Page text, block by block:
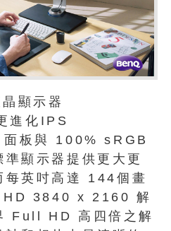
顯示器
進化IPS
板與 100% sRGB
顯示器提供更大更
每英吋高達 144個畫
3840 x 2160 解
Full HD 高四倍之解